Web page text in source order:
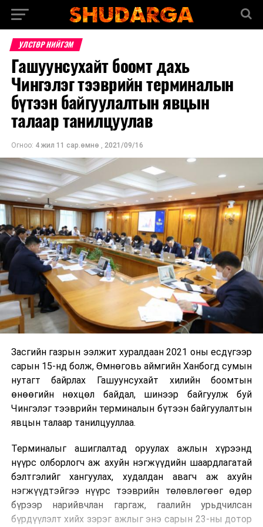
УЛСТӨР НИЙГЭМ
Гашуунсухайт боомт дахь
Чингэлэг тээврийн терминалын
бүтээн байгуулалтын явцын
талаар танилцуулав
Огноо: 4 жил 11 сар.өмнө , 2021/09/16
Засгийн газрын ээлжит хуралдаан 2021 оны есдүгээр
сарын 15-нд болж, Өмнөговь аймгийн Ханбогд сумын
нутагт байрлах Гашуунсухайт хилийн боомтын
өнөөгийн нөхцөл байдал, шинээр байгуулж буй
Чингэлэг тээврийн терминалын бүтээн байгуулалтын
явцын талаар танилцууллаа.
Терминалыг ашиглалтад оруулах ажлын хүрээнд
нүүрс олборлогч аж ахуйн нэгжүүдийн шаардлагатай
бэлтгэлийг хангуулах, худалдан авагч аж ахуйн
нэгжүүдтэйгээ нүүрс тээврийн төлөвлөгөөг өдөр
бүрээр нарийвчлан гаргаж, гаалийн урьдчилсан
бүрдүүлэлт хийх зэрэг ажлыг энэ сарын 23-ны дотор